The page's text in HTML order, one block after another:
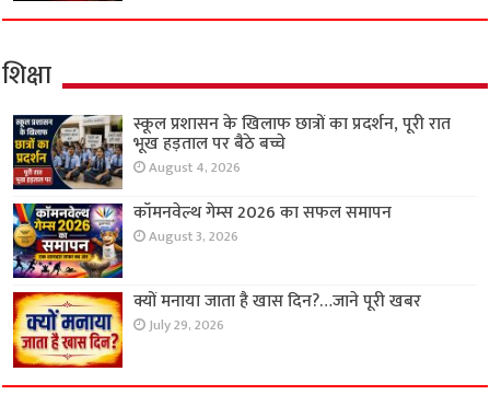
शिक्षा
स्कूल प्रशासन के खिलाफ छात्रों का प्रदर्शन, पूरी रात
भूख हड़ताल पर बैठे बच्चे
August 4, 2026
कॉमनवेल्थ गेम्स 2026 का सफल समापन
August 3, 2026
क्यों मनाया जाता है खास दिन?…जाने पूरी खबर
July 29, 2026